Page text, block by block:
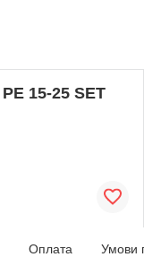
15-25 SET
Оплата Умови